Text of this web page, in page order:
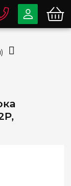
63-07